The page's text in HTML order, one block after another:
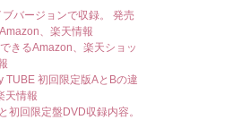
バージョンで収録。 発売
、楽天情報
きるAmazon、楽天ショッ
TUBE 初回限定版AとBの違
天情報
初回限定盤DVD収録内容。